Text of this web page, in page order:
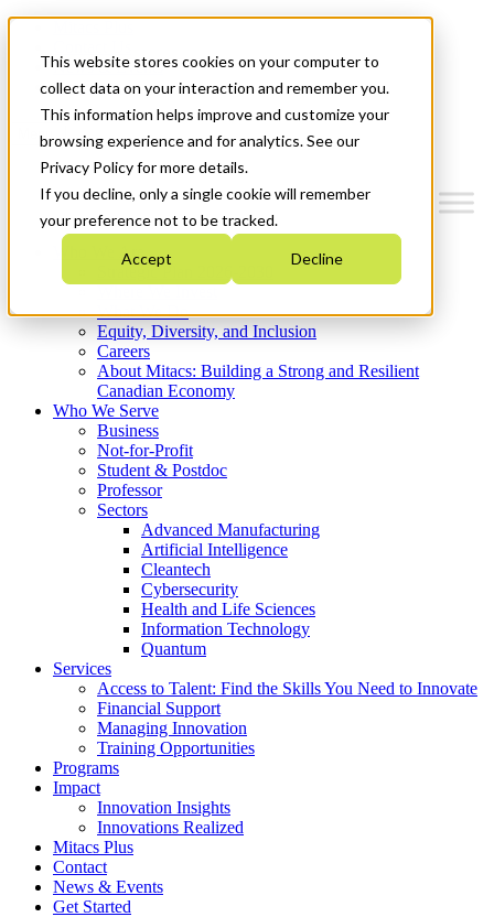
This website stores cookies on your computer to
collect data on your interaction and remember you.
This information helps improve and customize your
browsing experience and for analytics. See our
Privacy Policy for more details.
If you decline, only a single cookie will remember
your preference not to be tracked.
Accept Decline
News & Events
Get Started
Menu
Who We Are
Strategic Plan 2026-2030
What We Do
Equity, Diversity, and Inclusion
Careers
About Mitacs: Building a Strong and Resilient
Canadian Economy
Who We Serve
Business
Not-for-Profit
Student & Postdoc
Professor
Sectors
Advanced Manufacturing
Artificial Intelligence
Cleantech
Cybersecurity
Health and Life Sciences
Information Technology
Quantum
Services
Access to Talent: Find the Skills You Need to Innovate
Financial Support
Managing Innovation
Training Opportunities
Programs
Impact
Innovation Insights
Innovations Realized
Mitacs Plus
Contact
News & Events
Get Started